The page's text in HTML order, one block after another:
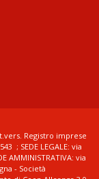
Registro imprese
; SEDE LEGALE: via
AMMINISTRATIVA: via
- Società